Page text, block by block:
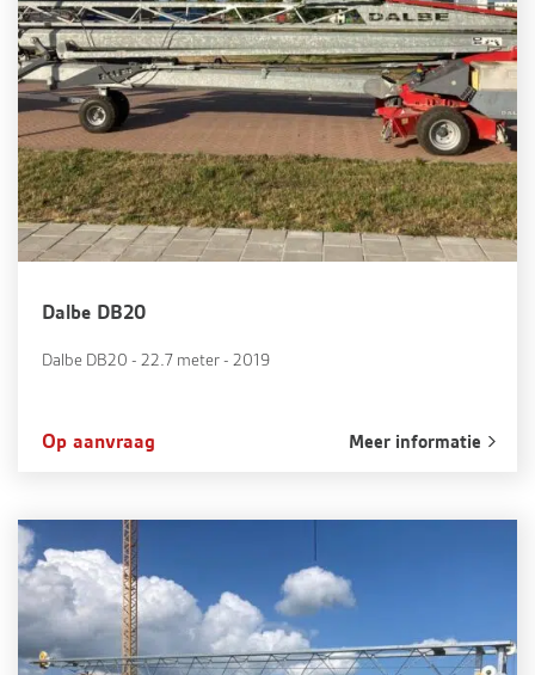
Dalbe DB20
Dalbe DB20 - 22.7 meter - 2019
Op aanvraag Meer informatie